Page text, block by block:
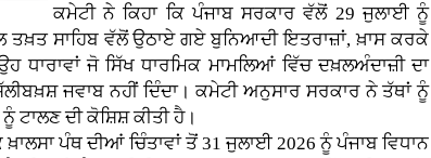
ਕਮੇਟੀ ਨੇ ਕਿਹਾ ਕਿ ਪੰਜਾਬ ਸਰਕਾਰ ਵੱਲੋਂ 29 ਜੁਲਾਈ ਨੂੰ
ਸਾਹਿਬ ਵੱਲੋਂ ਉਠਾਏ ਗਏ ਬੁਨਿਆਦੀ ਇਤਰਾਜ਼ਾਂ, ਖ਼ਾਸ ਕਰਕੇ
ਧਾਰਾਵਾਂ ਜੋ ਸਿੱਖ ਧਾਰਮਿਕ ਮਾਮਲਿਆਂ ਵਿੱਚ ਦਖ਼ਲਅੰਦਾਜ਼ੀ ਦਾ
ਜਵਾਬ ਨਹੀਂ ਦਿੰਦਾ। ਕਮੇਟੀ ਅਨੁਸਾਰ ਸਰਕਾਰ ਨੇ ਤੱਥਾਂ ਨੂੰ
ਟਾਲਣ ਦੀ ਕੋਸ਼ਿਸ਼ ਕੀਤੀ ਹੈ।
ਪੰਥ ਦੀਆਂ ਚਿੰਤਾਵਾਂ ਤੋਂ 31 ਜੁਲਾਈ 2026 ਨੂੰ ਪੰਜਾਬ ਵਿਧਾਨ